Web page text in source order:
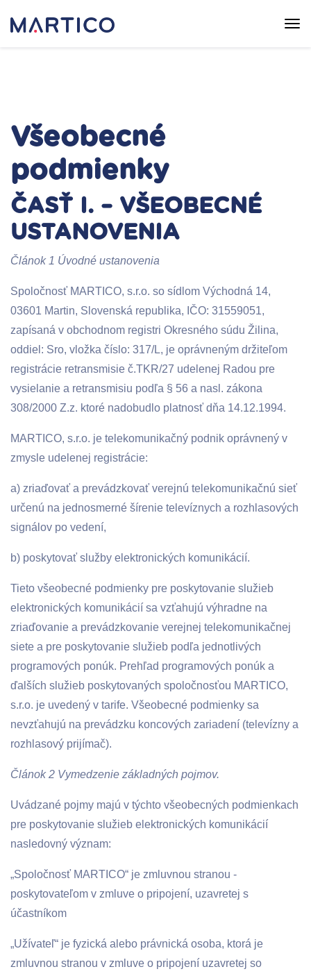
Všeobecné
podmienky
ČASŤ I. – VŠEOBECNÉ
USTANOVENIA
Článok 1 Úvodné ustanovenia
Spoločnosť MARTICO, s.r.o. so sídlom Východná 14,
03601 Martin, Slovenská republika, IČO: 31559051,
zapísaná v obchodnom registri Okresného súdu Žilina,
oddiel: Sro, vložka číslo: 317/L, je oprávneným držiteľom
registrácie retransmisie č.TKR/27 udelenej Radou pre
vysielanie a retransmisiu podľa § 56 a nasl. zákona
308/2000 Z.z. ktoré nadobudlo platnosť dňa 14.12.1994.
MARTICO, s.r.o. je telekomunikačný podnik oprávnený v
zmysle udelenej registrácie:
a) zriaďovať a prevádzkovať verejnú telekomunikačnú sieť
určenú na jednosmerné šírenie televíznych a rozhlasových
signálov po vedení,
b) poskytovať služby elektronických komunikácií.
Tieto všeobecné podmienky pre poskytovanie služieb
elektronických komunikácií sa vzťahujú výhradne na
zriaďovanie a prevádzkovanie verejnej telekomunikačnej
siete a pre poskytovanie služieb podľa jednotlivých
programových ponúk. Prehľad programových ponúk a
ďalších služieb poskytovaných spoločnosťou MARTICO,
s.r.o. je uvedený v tarife. Všeobecné podmienky sa
nevzťahujú na prevádzku koncových zariadení (televízny a
rozhlasový prijímač).
Článok 2 Vymedzenie základných pojmov.
Uvádzané pojmy majú v týchto všeobecných podmienkach
pre poskytovanie služieb elektronických komunikácií
nasledovný význam:
„Spoločnosť MARTICO“ je zmluvnou stranou -
poskytovateľom v zmluve o pripojení, uzavretej s
účastníkom
„Užívateľ“ je fyzická alebo právnická osoba, ktorá je
zmluvnou stranou v zmluve o pripojení uzavretej so